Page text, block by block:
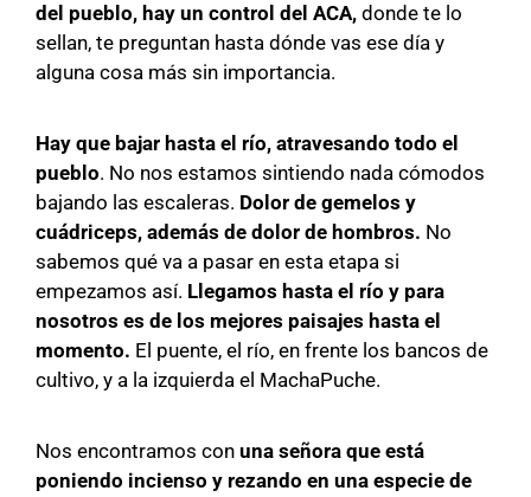
del pueblo, hay un control del ACA,donde te lo
sellan, te preguntan hasta dónde vas ese día y
alguna cosa más sin importancia.
Hay que bajar hasta el río, atravesando todo el
pueblo. No nos estamos sintiendo nada cómodos
bajando las escaleras. Dolor de gemelos y
cuádriceps, además de dolor de hombros. No
sabemos qué va a pasar en esta etapa si
empezamos así. Llegamos hasta el río y para
nosotros es de los mejores paisajes hasta el
momento. El puente, el río, en frente los bancos de
cultivo, y a la izquierda el MachaPuche.
Nos encontramos con una señora que está
poniendo incienso y rezando en una especie de